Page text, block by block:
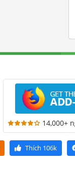
14,000+
Thích 106k